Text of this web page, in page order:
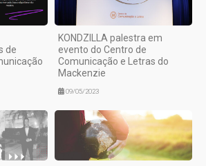
de
KONDZILLA palestra em
evento do Centro de
Comunicação e Letras do
Mackenzie
09/05/2023